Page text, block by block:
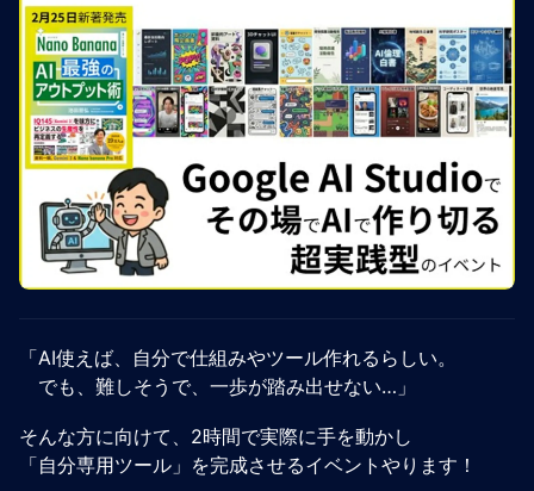
「AI使えば、自分で仕組みやツール作れるらしい。
でも、難しそうで、一歩が踏み出せない…」
そんな方に向けて、2時間で実際に手を動かし
「自分専用ツール」を完成させるイベントやります！